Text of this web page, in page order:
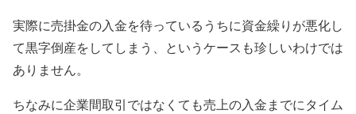
実際に売掛金の入金を待っているうちに資金繰りが悪化し
て黒字倒産をしてしまう、というケースも珍しいわけでは
ありません。
ちなみに企業間取引ではなくても売上の入金までにタイム